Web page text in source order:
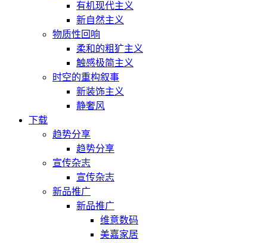
有机现代主义
新自然主义
物质性回响
柔和的粗犷主义
触感极简主义
时空的重构叙事
新装饰主义
静奢风
下载
趋势分享
趋势分享
宣传杂志
宣传杂志
新品推广
新品推广
维意数码
美嘉家居